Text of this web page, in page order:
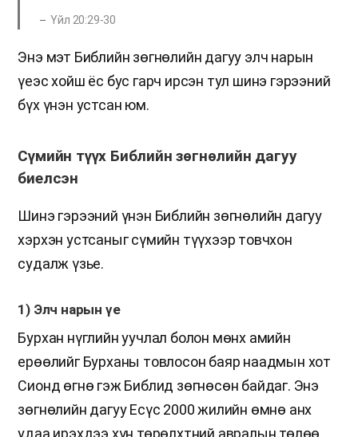
Үйл 20:29-30
Энэ мэт Библийн зөгнөлийн дагуу элч нарын
үеэс хойш ёс бус гарч ирсэн тул шинэ гэрээний
бүх үнэн устсан юм.
Сүмийн түүх Библийн зөгнөлийн дагуу
биелсэн
Шинэ гэрээний үнэн Библийн зөгнөлийн дагуу
хэрхэн устсаныг сүмийн түүхээр товчхон
судалж үзье.
1) Элч нарын үе
Бурхан нүглийн уучлал болон мөнх амийн
ерөөлийг Бурханы товлосон баяр наадмын хот
Сионд өгнө гэж Библид зөгнөсөн байдаг. Энэ
зөгнөлийн дагуу Есүс 2000 жилийн өмнө анх
удаа ирэхдээ хүн төрөлхтний авралын төлөө